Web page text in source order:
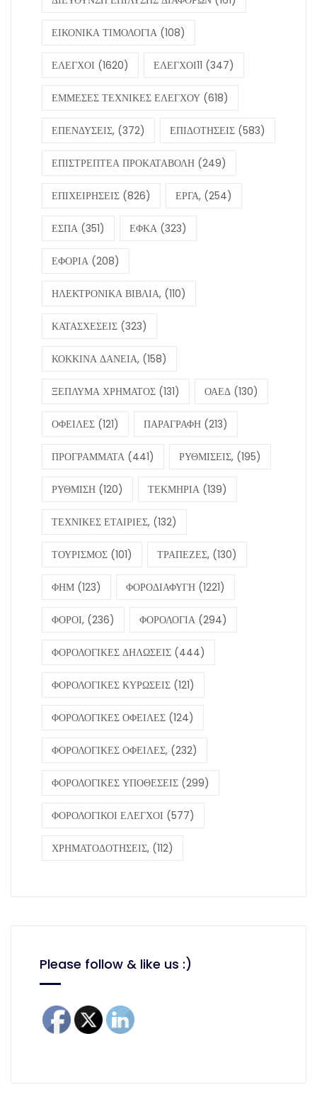
ΕΙΚΟΝΙΚΑ ΤΙΜΟΛΟΓΙΑ (108)
ΕΛΕΓΧΟΙ (1620) ΕΛΕΓΧΟΙ11 (347)
ΕΜΜΕΣΕΣ ΤΕΧΝΙΚΕΣ ΕΛΕΓΧΟΥ (618)
ΕΠΕΝΔΥΣΕΙΣ, (372) ΕΠΙΔΟΤΗΣΕΙΣ (583)
ΕΠΙΣΤΡΕΠΤΕΑ ΠΡΟΚΑΤΑΒΟΛΗ (249)
ΕΠΙΧΕΙΡΗΣΕΙΣ (826) ΕΡΓΑ, (254)
ΕΣΠΑ (351) ΕΦΚΑ (323)
ΕΦΟΡΙΑ (208)
ΗΛΕΚΤΡΟΝΙΚΑ ΒΙΒΛΙΑ, (110)
ΚΑΤΑΣΧΕΣΕΙΣ (323)
ΚΟΚΚΙΝΑ ΔΑΝΕΙΑ, (158)
ΞΕΠΛΥΜΑ ΧΡΗΜΑΤΟΣ (131) ΟΑΕΔ (130)
ΟΦΕΙΛΕΣ (121) ΠΑΡΑΓΡΑΦΗ (213)
ΠΡΟΓΡΑΜΜΑΤΑ (441) ΡΥΘΜΙΣΕΙΣ, (195)
ΡΥΘΜΙΣΗ (120) ΤΕΚΜΗΡΙΑ (139)
ΤΕΧΝΙΚΕΣ ΕΤΑΙΡΙΕΣ, (132)
ΤΟΥΡΙΣΜΟΣ (101) ΤΡΑΠΕΖΕΣ, (130)
ΦΗΜ (123) ΦΟΡΟΔΙΑΦΥΓΗ (1221)
ΦΟΡΟΙ, (236) ΦΟΡΟΛΟΓΙΑ (294)
ΦΟΡΟΛΟΓΙΚΕΣ ΔΗΛΩΣΕΙΣ (444)
ΦΟΡΟΛΟΓΙΚΕΣ ΚΥΡΩΣΕΙΣ (121)
ΦΟΡΟΛΟΓΙΚΕΣ ΟΦΕΙΛΕΣ (124)
ΦΟΡΟΛΟΓΙΚΕΣ ΟΦΕΙΛΕΣ, (232)
ΦΟΡΟΛΟΓΙΚΕΣ ΥΠΟΘΕΣΕΙΣ (299)
ΦΟΡΟΛΟΓΙΚΟΙ ΕΛΕΓΧΟΙ (577)
ΧΡΗΜΑΤΟΔΟΤΗΣΕΙΣ, (112)
Please follow & like us :)